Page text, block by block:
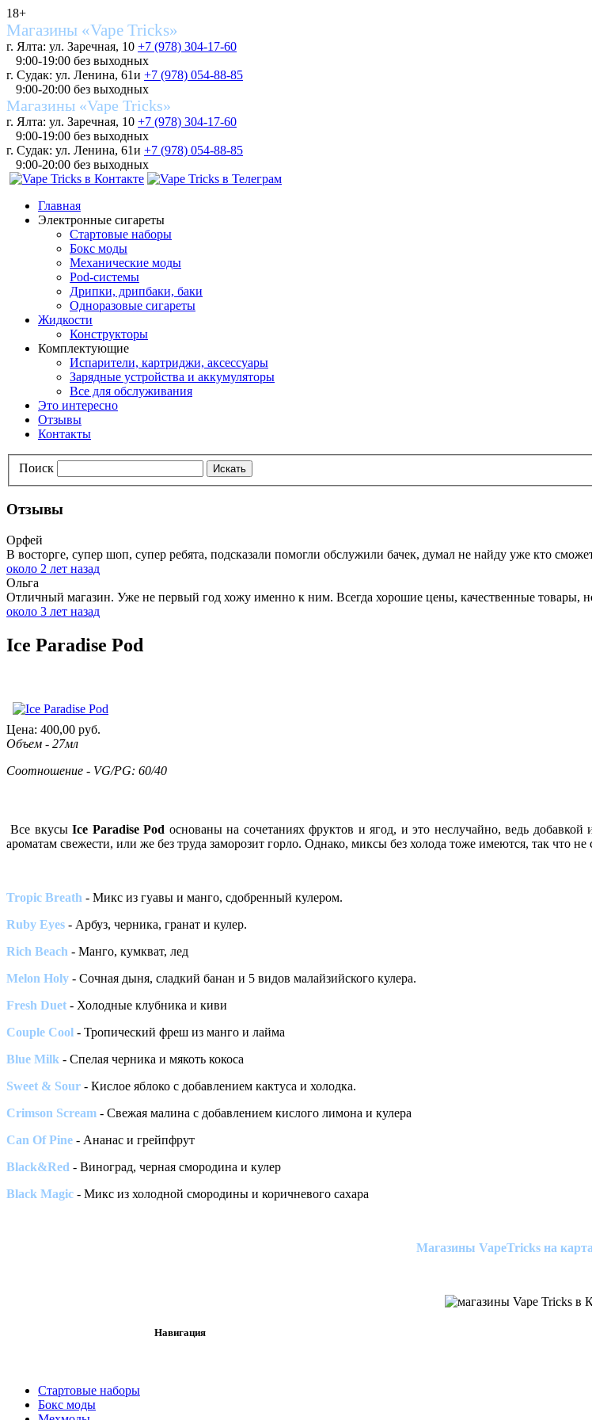
18+
Магазины «Vape Tricks»
г. Ялта: ул. Заречная, 10 +7 (978) 304-17-60
9:00-19:00 без выходных
г. Судак: ул. Ленина, 61и +7 (978) 054-88-85
9:00-20:00 без выходных
Магазины «Vape Tricks»
г. Ялта: ул. Заречная, 10 +7 (978) 304-17-60
9:00-19:00 без выходных
г. Судак: ул. Ленина, 61и +7 (978) 054-88-85
9:00-20:00 без выходных
Главная
Электронные сигареты
Стартовые наборы
Бокс моды
Механические моды
Pod-системы
Дрипки, дрипбаки, баки
Одноразовые сигареты
Жидкости
Конструкторы
Комплектующие
Испарители, картриджи, аксессуары
Зарядные устройства и аккумуляторы
Все для обслуживания
Это интересно
Отзывы
Контакты
Поиск Искать
Отзывы
Орфей
В восторге, супер шоп, супер ребята, подсказали помогли обслужили бачек, думал не найду уже кто
около 2 лет назад
Ольга
Отличный магазин. Уже не первый год хожу именно к ним. Всегда хорошие цены, качественные товары,
около 3 лет назад
Ice Paradise Pod
Цена: 400,00 руб.
Объем - 27мл
Соотношение - VG/PG: 60/40
Все вкусыIce Paradise Pod основаны на сочетаниях фруктов и ягод, и это неслучайно, ведь
ароматам свежести, или же без труда заморозит горло. Однако, миксы без холода тоже имеются, так что не
Tropic Breath - Микс из гуавы и манго, сдобренный кулером.
Ruby Eyes - Арбуз, черника, гранат и кулер.
Rich Beach - Манго, кумкват, лед
Melon Holy - Сочная дыня, сладкий банан и 5 видов малайзийского кулера.
Fresh Duet - Холодные клубника и киви
Couple Cool - Тропический фреш из манго и лайма
Blue Milk - Спелая черника и мякоть кокоса
Sweet & Sour - Кислое яблоко с добавлением кактуса и холодка.
Crimson Scream - Свежая малина с добавлением кислого лимона и кулера
Can Of Pine - Ананас и грейпфрут
Black&Red - Виноград, черная смородина и кулер
Black Magic - Микс из холодной смородины и коричневого сахара
Магазины VapeTricks на
Навигация
Стартовые наборы
Бокс моды